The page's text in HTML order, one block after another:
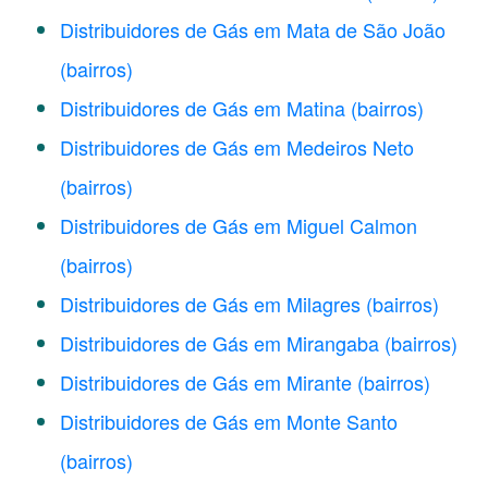
Distribuidores de Gás em Mata de São João
(bairros)
Distribuidores de Gás em Matina (bairros)
Distribuidores de Gás em Medeiros Neto
(bairros)
Distribuidores de Gás em Miguel Calmon
(bairros)
Distribuidores de Gás em Milagres (bairros)
Distribuidores de Gás em Mirangaba (bairros)
Distribuidores de Gás em Mirante (bairros)
Distribuidores de Gás em Monte Santo
(bairros)